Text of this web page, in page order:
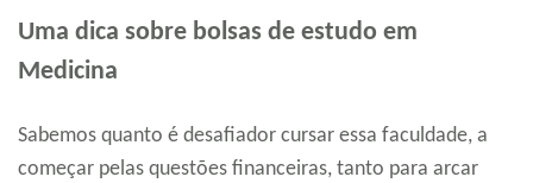
Uma dica sobre bolsas de estudo em
Medicina
Sabemos quanto é desafiador cursar essa faculdade, a
começar pelas questões financeiras, tanto para arcar